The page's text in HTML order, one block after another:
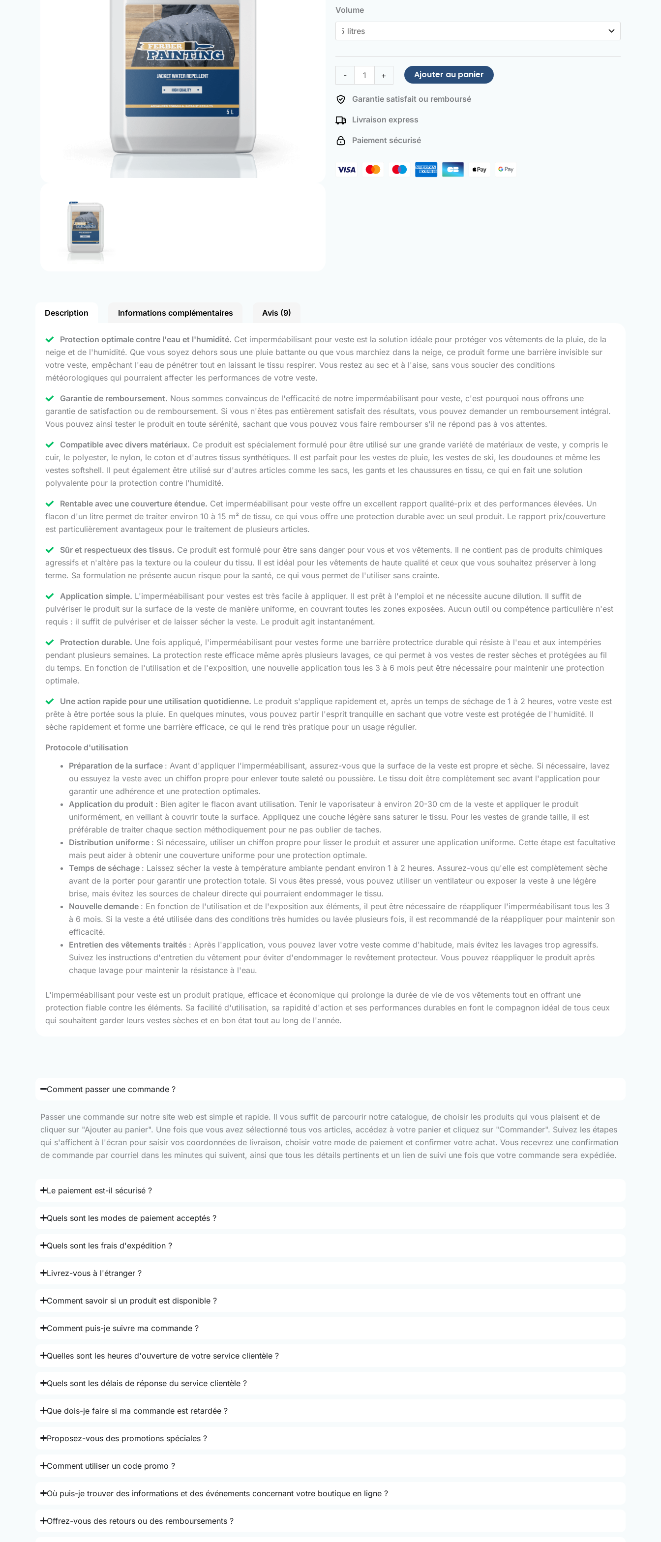
Volume
-
de
Water
+ Ajouter au panier
Garantie satisfait ou remboursé
Livraison express
Paiement sécurisé
Description Informations complémentaires Avis (9)
Protection optimale contre l'eau et l'humidité. Cet imperméabilisant pour veste est la solution idéale pour protéger vos vêtements de la pluie, de la
neige et de l'humidité. Que vous soyez dehors sous une pluie battante ou que vous marchiez dans la neige, ce produit forme une barrière invisible sur
votre veste, empêchant l'eau de pénétrer tout en laissant le tissu respirer. Vous restez au sec et à l'aise, sans vous soucier des conditions
météorologiques qui pourraient affecter les performances de votre veste.
Garantie de remboursement. Nous sommes convaincus de l'efficacité de notre imperméabilisant pour veste, c'est pourquoi nous offrons une
garantie de satisfaction ou de remboursement. Si vous n'êtes pas entièrement satisfait des résultats, vous pouvez demander un remboursement intégral.
Vous pouvez ainsi tester le produit en toute sérénité, sachant que vous pouvez vous faire rembourser s'il ne répond pas à vos attentes.
Compatible avec divers matériaux. Ce produit est spécialement formulé pour être utilisé sur une grande variété de matériaux de veste, y compris le
cuir, le polyester, le nylon, le coton et d'autres tissus synthétiques. Il est parfait pour les vestes de pluie, les vestes de ski, les doudounes et même les
vestes softshell. Il peut également être utilisé sur d'autres articles comme les sacs, les gants et les chaussures en tissu, ce qui en fait une solution
polyvalente pour la protection contre l'humidité.
Rentable avec une couverture étendue. Cet imperméabilisant pour veste offre un excellent rapport qualité-prix et des performances élevées. Un
flacon d'un litre permet de traiter environ 10 à 15 m² de tissu, ce qui vous offre une protection durable avec un seul produit. Le rapport prix/couverture
est particulièrement avantageux pour le traitement de plusieurs articles.
Sûr et respectueux des tissus. Ce produit est formulé pour être sans danger pour vous et vos vêtements. Il ne contient pas de produits chimiques
agressifs et n'altère pas la texture ou la couleur du tissu. Il est idéal pour les vêtements de haute qualité et ceux que vous souhaitez préserver à long
terme. Sa formulation ne présente aucun risque pour la santé, ce qui vous permet de l'utiliser sans crainte.
Application simple. L'imperméabilisant pour vestes est très facile à appliquer. Il est prêt à l'emploi et ne nécessite aucune dilution. Il suffit de
pulvériser le produit sur la surface de la veste de manière uniforme, en couvrant toutes les zones exposées. Aucun outil ou compétence particulière n'est
requis : il suffit de pulvériser et de laisser sécher la veste. Le produit agit instantanément.
Protection durable. Une fois appliqué, l'imperméabilisant pour vestes forme une barrière protectrice durable qui résiste à l'eau et aux intempéries
pendant plusieurs semaines. La protection reste efficace même après plusieurs lavages, ce qui permet à vos vestes de rester sèches et protégées au fil
du temps. En fonction de l'utilisation et de l'exposition, une nouvelle application tous les 3 à 6 mois peut être nécessaire pour maintenir une protection
optimale.
Une action rapide pour une utilisation quotidienne. Le produit s'applique rapidement et, après un temps de séchage de 1 à 2 heures, votre veste est
prête à être portée sous la pluie. En quelques minutes, vous pouvez partir l'esprit tranquille en sachant que votre veste est protégée de l'humidité. Il
sèche rapidement et forme une barrière efficace, ce qui le rend très pratique pour un usage régulier.
Protocole d'utilisation
Préparation de la surface : Avant d'appliquer l'imperméabilisant, assurez-vous que la surface de la veste est propre et sèche. Si nécessaire, lavez
ou essuyez la veste avec un chiffon propre pour enlever toute saleté ou poussière. Le tissu doit être complètement sec avant l'application pour
garantir une adhérence et une protection optimales.
Application du produit : Bien agiter le flacon avant utilisation. Tenir le vaporisateur à environ 20-30 cm de la veste et appliquer le produit
uniformément, en veillant à couvrir toute la surface. Appliquez une couche légère sans saturer le tissu. Pour les vestes de grande taille, il est
préférable de traiter chaque section méthodiquement pour ne pas oublier de taches.
Distribution uniforme : Si nécessaire, utiliser un chiffon propre pour lisser le produit et assurer une application uniforme. Cette étape est facultative
mais peut aider à obtenir une couverture uniforme pour une protection optimale.
Temps de séchage : Laissez sécher la veste à température ambiante pendant environ 1 à 2 heures. Assurez-vous qu'elle est complètement sèche
avant de la porter pour garantir une protection totale. Si vous êtes pressé, vous pouvez utiliser un ventilateur ou exposer la veste à une légère
brise, mais évitez les sources de chaleur directe qui pourraient endommager le tissu.
Nouvelle demande : En fonction de l'utilisation et de l'exposition aux éléments, il peut être nécessaire de réappliquer l'imperméabilisant tous les 3
à 6 mois. Si la veste a été utilisée dans des conditions très humides ou lavée plusieurs fois, il est recommandé de la réappliquer pour maintenir son
efficacité.
Entretien des vêtements traités : Après l'application, vous pouvez laver votre veste comme d'habitude, mais évitez les lavages trop agressifs.
Suivez les instructions d'entretien du vêtement pour éviter d'endommager le revêtement protecteur. Vous pouvez réappliquer le produit après
chaque lavage pour maintenir la résistance à l'eau.
L'imperméabilisant pour veste est un produit pratique, efficace et économique qui prolonge la durée de vie de vos vêtements tout en offrant une
protection fiable contre les éléments. Sa facilité d'utilisation, sa rapidité d'action et ses performances durables en font le compagnon idéal de tous ceux
qui souhaitent garder leurs vestes sèches et en bon état tout au long de l'année.
Comment passer une commande ?
Passer une commande sur notre site web est simple et rapide. Il vous suffit de parcourir notre catalogue, de choisir les produits qui vous plaisent et de
cliquer sur "Ajouter au panier". Une fois que vous avez sélectionné tous vos articles, accédez à votre panier et cliquez sur "Commander". Suivez les étapes
qui s'affichent à l'écran pour saisir vos coordonnées de livraison, choisir votre mode de paiement et confirmer votre achat. Vous recevrez une confirmation
de commande par courriel dans les minutes qui suivent, ainsi que tous les détails pertinents et un lien de suivi une fois que votre commande sera expédiée.
Le paiement est-il sécurisé ?
Quels sont les modes de paiement acceptés ?
Quels sont les frais d'expédition ?
Livrez-vous à l'étranger ?
Comment savoir si un produit est disponible ?
Comment puis-je suivre ma commande ?
Quelles sont les heures d'ouverture de votre service clientèle ?
Quels sont les délais de réponse du service clientèle ?
Que dois-je faire si ma commande est retardée ?
Proposez-vous des promotions spéciales ?
Comment utiliser un code promo ?
Où puis-je trouver des informations et des événements concernant votre boutique en ligne ?
Offrez-vous des retours ou des remboursements ?